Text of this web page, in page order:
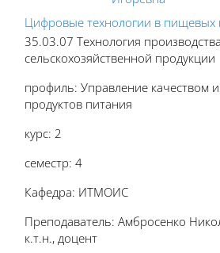
Цифровые технологии в пищевых
35.03.07 Технология
сельскохозяйственной продукции
профиль: Управление качеством
продуктов питания
курс: 2
семестр: 4
Кафедра: ИТМОИС
Преподаватель: Амбросенко
к.т.н., доцент